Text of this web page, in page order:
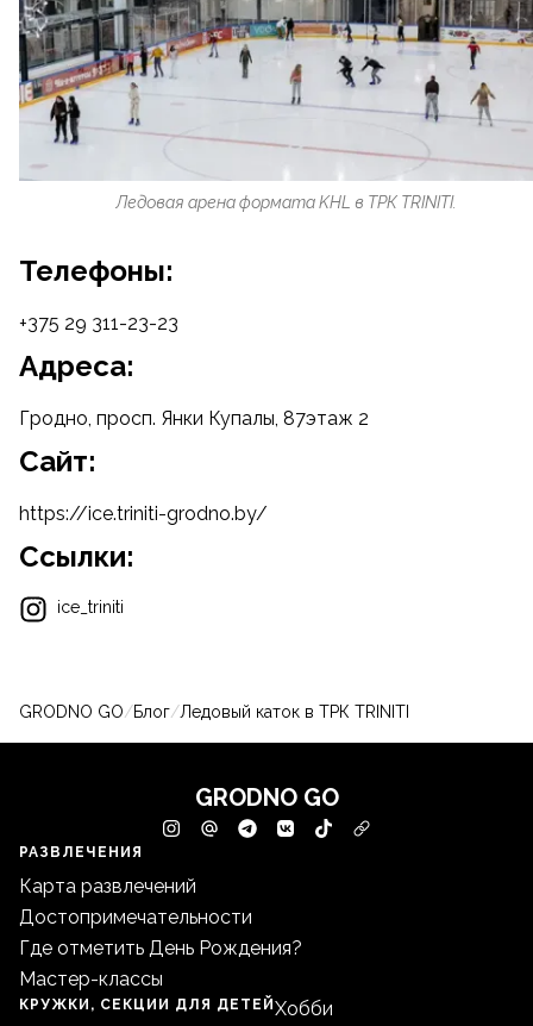
Ледовая арена формата KHL в ТРК TRINITI.
Телефоны:
+375 29 311-23-23
Адреса:
Гродно, просп. Янки Купалы, 87этаж 2
Cайт:
https://ice.triniti-grodno.by/
Ссылки:
ice_triniti
GRODNO GO/Блог/Ледовый каток в ТРК TRINITI
GRODNO GO
РАЗВЛЕЧЕНИЯ
Карта развлечений
Достопримечательности
Где отметить День Рождения?
Мастер-классы
КРУЖКИ, СЕКЦИИ ДЛЯ ДЕТЕЙ Хобби